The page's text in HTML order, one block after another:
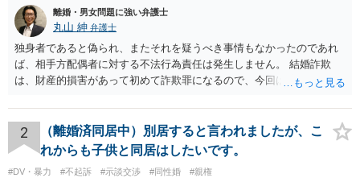
離婚・男女問題に強い弁護士
丸山 紳 弁護士
独身者であると偽られ、またそれを疑うべき事情もなかったのであれ
ば、相手方配偶者に対する不法行為責任は発生しません。 結婚詐欺
は、財産的損害があって初めて詐欺罪になるので、今回は該当しませ
であることを知っていれば交際しなかったといえる場合に、慰謝料請
求が可能です。 LINEなどで、結婚を当然の前提にした関係だったこと
を立証できる場合は、請求は可能と考えます。
2
（離婚済同居中）別居すると言われましたが、こ
れからも子供と同居はしたいです。
#DV・暴力 #不起訴 #示談交渉 #同性婚 #親権